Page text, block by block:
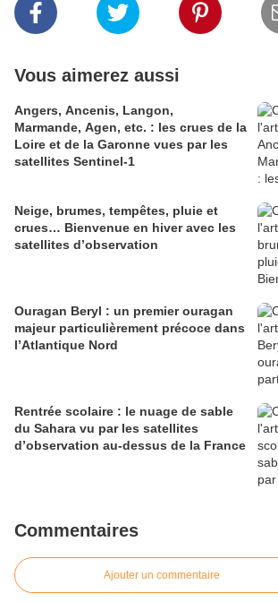
Vous aimerez aussi
Angers, Ancenis, Langon,
Marmande, Agen, etc. : les crues de la
Loire et de la Garonne vues par les
satellites Sentinel-1
Neige, brumes, tempêtes, pluie et
crues… Bienvenue en hiver avec les
satellites d’observation
Ouragan Beryl : un premier ouragan
majeur particulièrement précoce dans
l’Atlantique Nord
Rentrée scolaire : le nuage de sable
du Sahara vu par les satellites
d’observation au-dessus de la France
Commentaires
Ajouter un commentaire